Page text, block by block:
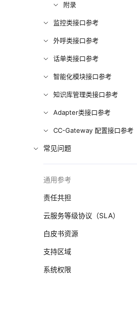
附录
监控类接口参考
外呼类接口参考
话单类接口参考
智能化模块接口参考
知识库管理类接口参考
Adapter类接口参考
CC-Gateway 配置接口参考
常见问题
通用参考
责任共担
云服务等级协议（SLA）
白皮书资源
支持区域
系统权限